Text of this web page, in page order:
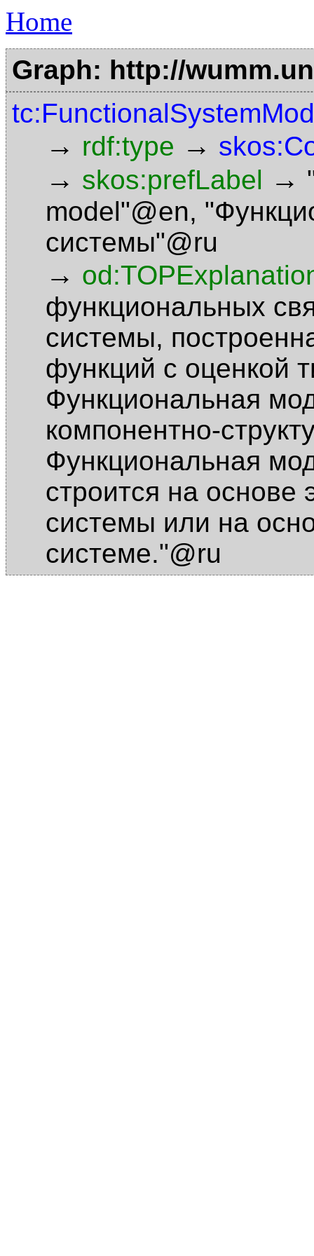
Home
Graph: http://
→ rdf:type →
→ skos:prefLabel →
model"@en,
системы"@ru
→
функциональных
системы,
функций с оценкой
Функциональная
компонентно-
Функциональная
строится на
системы или на
системе."@ru